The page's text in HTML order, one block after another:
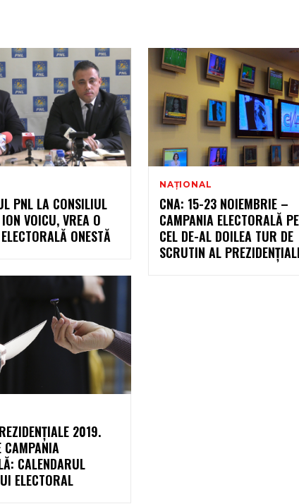
PNL LA CONSILIUL
VOICU, VREA O
ONESTĂ
NAȚIONAL
CNA: 15-23 NOIEMBRIE –
CAMPANIA ELECTORALĂ
CEL DE-AL DOILEA TUR DE
SCRUTIN AL
2019.
CAMPANIA
CALENDARUL
ELECTORAL